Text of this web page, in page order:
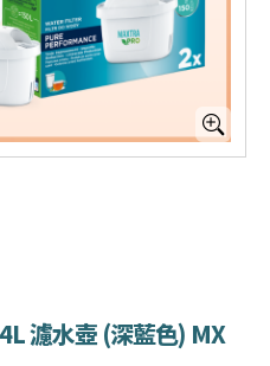
濾水壺 (深藍色) MX